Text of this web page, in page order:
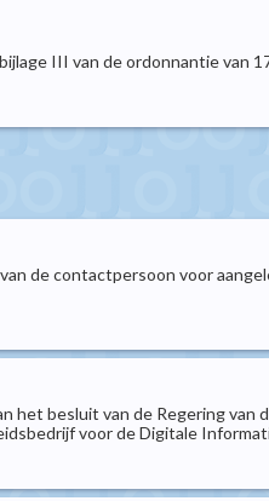
III van de ordonnantie
de contactpersoon voor
het besluit van de Regering
voor de Digitale